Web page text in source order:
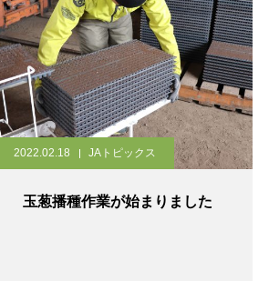
2022.02.18 JAトピックス
玉葱播種作業が始まりました